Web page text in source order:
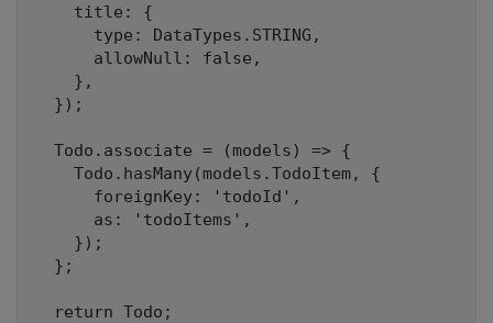
    title: {
      type: DataTypes.STRING,
      allowNull: false,
    },
  });
  Todo.associate = (models) => {
    Todo.hasMany(models.TodoItem, {
      foreignKey: 'todoId',
      as: 'todoItems',
    });
  };
  return Todo;